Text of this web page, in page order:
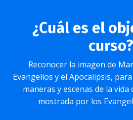
¿Cuál es el
curso?
Reconocer la imagen de
Evangelios y el Apocalipsis,
maneras y escenas de la vida
mostrada por los